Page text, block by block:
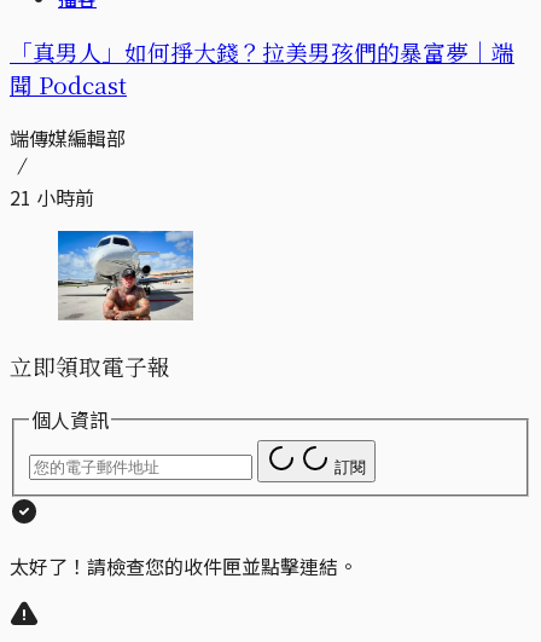
「真男人」如何掙大錢？拉美男孩們的暴富夢｜端
聞 Podcast
端傳媒編輯部
21 小時前
立即領取電子報
個人資訊
訂閱
太好了！請檢查您的收件匣並點擊連結。